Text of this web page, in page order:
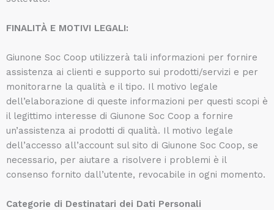
FINALITÀ E MOTIVI LEGALI:
Giunone Soc Coop utilizzerà tali informazioni per fornire
assistenza ai clienti e supporto sui prodotti/servizi e per
monitorarne la qualità e il tipo. Il motivo legale
dell’elaborazione di queste informazioni per questi scopi è
il legittimo interesse di Giunone Soc Coop a fornire
un’assistenza ai prodotti di qualità. Il motivo legale
dell’accesso all’account sul sito di Giunone Soc Coop, se
necessario, per aiutare a risolvere i problemi è il
consenso fornito dall’utente, revocabile in ogni momento.
Categorie di Destinatari dei Dati Personali